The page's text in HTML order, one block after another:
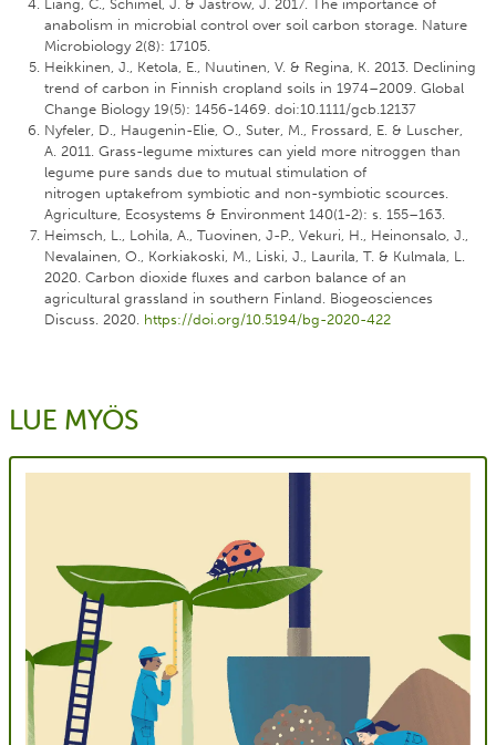
Liang, C., Schimel, J. & Jastrow, J. 2017. The importance of
anabolism in microbial control over soil carbon storage. Nature
Microbiology 2(8): 17105.
Heikkinen, J., Ketola, E., Nuutinen, V. & Regina, K. 2013. Declining
trend of carbon in Finnish cropland soils in 1974–2009. Global
Change Biology 19(5): 1456-1469. doi:10.1111/gcb.12137
Nyfeler, D., Haugenin-Elie, O., Suter, M., Frossard, E. & Luscher,
A. 2011. Grass-legume mixtures can yield more nitroggen than
legume pure sands due to mutual stimulation of
nitrogen uptakefrom symbiotic and non-symbiotic scources.
Agriculture, Ecosystems & Environment 140(1-2): s. 155–163.
Heimsch, L., Lohila, A., Tuovinen, J-P., Vekuri, H., Heinonsalo, J.,
Nevalainen, O., Korkiakoski, M., Liski, J., Laurila, T. & Kulmala, L.
2020. Carbon dioxide fluxes and carbon balance of an
agricultural grassland in southern Finland. Biogeosciences
Discuss. 2020. https://doi.org/10.5194/bg-2020-422
LUE MYÖS